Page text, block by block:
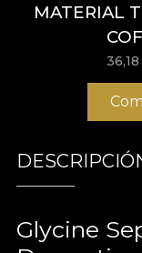
MATERIAL
Glycine